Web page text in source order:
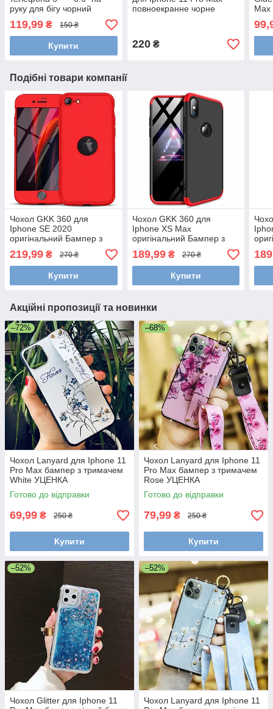
руку для бігу чорний
119,99 ₴ 150 ₴
Купити
повноекранне чорне
220₴
Max
Подібні товари компанії
Чохол GKK 360 для
Iphone SE 2020
оригінальний Бампер з
219,99 ₴ 270 ₴
Купити
Чохол GKK 360 для
Iphone XS Max
оригінальний Бампер з
189,99₴ 270 ₴
Купити
Акційні пропозиції та новинки
–72%
Чохол Lanyard для Iphone 11
Pro Max бампер з тримачем
White УЦЕНКА
Готово до відправки
69,99 ₴ 250 ₴
Купити
–68%
Чохол Lanyard для Iphone 11
Pro Max бампер з тримачем
Rose УЦЕНКА
Готово до відправки
79,99 ₴ 250 ₴
Купити
–52%
Чохол Glitter для Iphone 11
–52%
Чохол Lanyard для Iphone 11